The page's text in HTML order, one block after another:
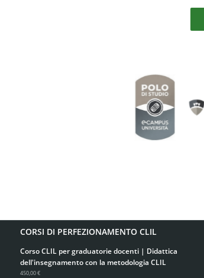
CORSI DI PERFEZIONAMENTO CLIL
Corso CLIL per graduatorie docenti | Didattica
dell'insegnamento con la metodologia CLIL
450,00 €